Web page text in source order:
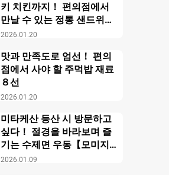
2026.01.20
키 치킨까지！ 편의점에서
만날 수 있는 정통 샌드위치
【패밀리마트】
2026.01.20
맛과 만족도로 엄선！ 편의
점에서 사야 할 주먹밥 재료
８선
2026.01.09
미타케산 등산 시 방문하고
싶다！ 절경을 바라보며 즐
기는 수제면 우동【모미지
야】